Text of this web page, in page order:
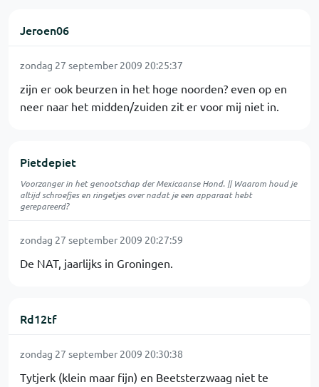
Jeroen06
zondag 27 september 2009 20:25:37
zijn er ook beurzen in het hoge noorden? even op en
neer naar het midden/zuiden zit er voor mij niet in.
Pietdepiet
Voorzanger in het genootschap der Mexicaanse Hond. || Waarom houd je
altijd schroefjes en ringetjes over nadat je een apparaat hebt
gerepareerd?
zondag 27 september 2009 20:27:59
De NAT, jaarlijks in Groningen.
Rd12tf
zondag 27 september 2009 20:30:38
Tytjerk (klein maar fijn) en Beetsterzwaag niet te